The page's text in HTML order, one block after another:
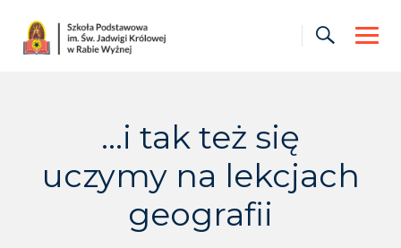
content
…i tak też się
uczymy na lekcjach
geografii